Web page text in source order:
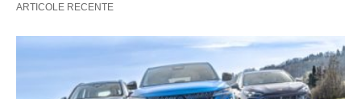
ARTICOLE RECENTE